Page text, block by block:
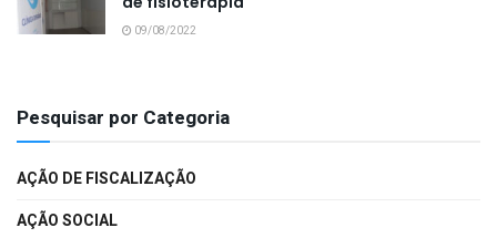
09/08/2022
Pesquisar por Categoria
AÇÃO DE FISCALIZAÇÃO
AÇÃO SOCIAL